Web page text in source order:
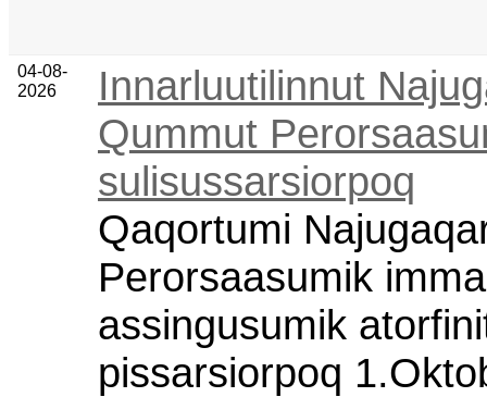
04-08-
2026
Innarluutilinnut
Qummut
sulisussarsiorpoq
Qaqortumi
Perorsaasumik
assingusumik
pissarsiorpoq